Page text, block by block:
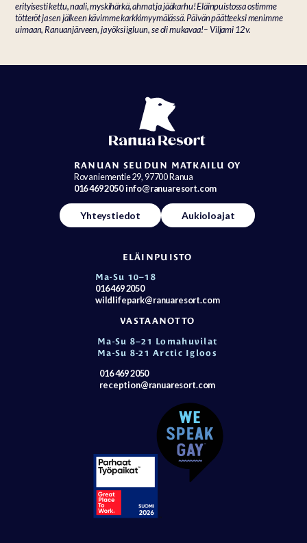
erityisesti kettu, naali, myskihärkä, ahmat ja jääkarhu! Eläinpuistossa ostimme
tötteröt ja sen jälkeen kävimme karkkimyymälässä. Päivän päätteeksi menimme
uimaan, Ranuanjärveen, ja yöksi igluun, se oli mukavaa! – Viljami 12 v.
RANUAN SEUDUN MATKAILU OY
Rovaniementie 29, 97700 Ranua
016 469 2050info@ranuaresort.com
Yhteystiedot Aukioloajat
ELÄINPUISTO
Ma-Su 10–18
016 469 2050
wildlifepark@ranuaresort.com
VASTAANOTTO
Ma-Su 8–21 Lomahuvilat
Ma-Su 8-21 Arctic Igloos
016 469 2050
reception@ranuaresort.com